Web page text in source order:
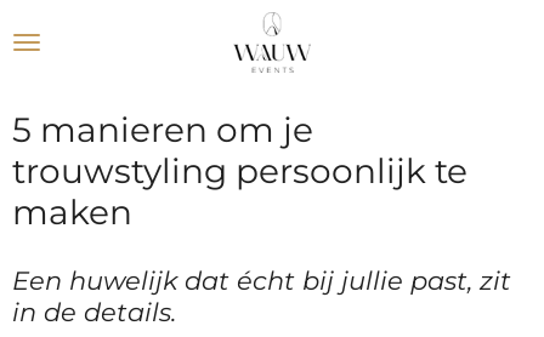
direct
de
hoofdinhoud
5 manieren om je
trouwstyling persoonlijk te
maken
Een huwelijk dat écht bij jullie past, zit
in de details.